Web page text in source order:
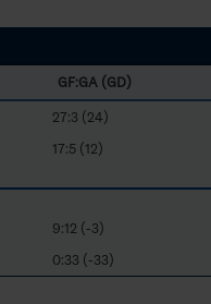
GF:GA (GD)
27:3 (24)
17:5 (12)
9:12 (-3)
0:33 (-33)